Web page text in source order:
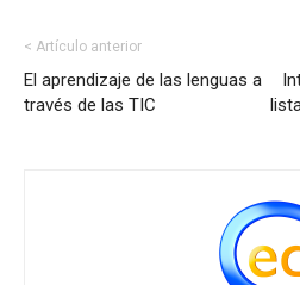
< Artículo anterior
El aprendizaje de las lenguas a
través de las TIC